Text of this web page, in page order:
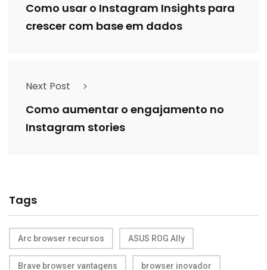
Como usar o Instagram Insights para
crescer com base em dados
Next Post
Como aumentar o engajamento no
Instagram stories
Tags
Arc browser recursos ASUS ROG Ally
Brave browser vantagens browser inovador